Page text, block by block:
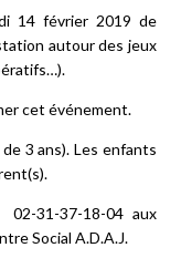
14 février 2019 de
autour des jeux
cet événement.
3 ans). Les enfants
31-37-18-04 aux
Social A.D.A.J.